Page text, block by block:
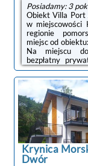
noclegi Krynica
Morska-Piaski
Posiadamy: 3
Obiekt Villa Port
w miejscowości
regionie
miejsc od
Na miejscu
bezpłatny
też korzystać z
zapewniono
telewizor z
balkon z
wyposażona jest
Rębiechowo
obiektu.Doba
Krynica
Dwór